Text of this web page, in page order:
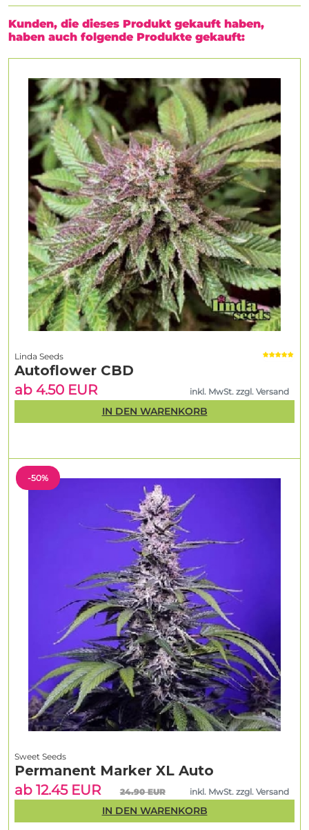
Kunden, die dieses Produkt gekauft haben,
haben auch folgende Produkte gekauft:
-50%
Sweet Seeds
Permanent Marker XL Auto
ab 12.45 EUR
24.90 EUR inkl. MwSt. zzgl. Versand
IN DEN WARENKORB
Linda Seeds
Autoflower CBD
ab 4.50 EUR
inkl. MwSt. zzgl. Versand
IN DEN WARENKORB